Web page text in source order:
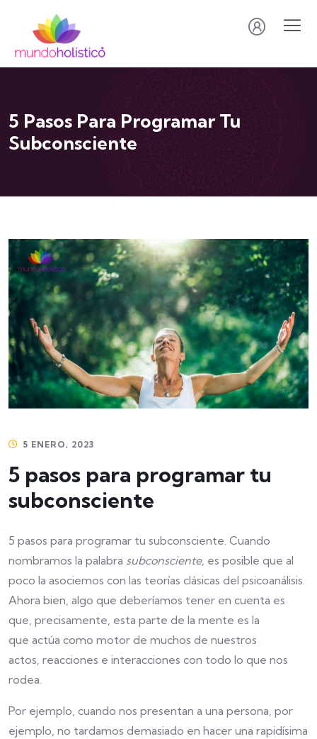
5 Pasos Para Programar Tu
Subconsciente
5 ENERO, 2023
5 pasos para programar tu
subconsciente
5 pasos para programar tu subconsciente. Cuando
nombramos la palabra subconsciente, es posible que al
poco la asociemos con las teorías clásicas del psicoanálisis.
Ahora bien, algo que deberíamos tener en cuenta es
que, precisamente, esta parte de la mente es la
que actúa como motor de muchos de nuestros
actos, reacciones e interacciones con todo lo que nos
rodea.
Por ejemplo, cuando nos presentan a una persona, por
ejemplo, no tardamos demasiado en hacer una rapidísima